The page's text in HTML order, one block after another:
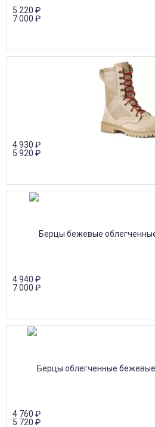
5 220 ₽
7 000 ₽
4 930 ₽
5 920 ₽
4 940 ₽
7 000 ₽
4 760 ₽
5 720 ₽